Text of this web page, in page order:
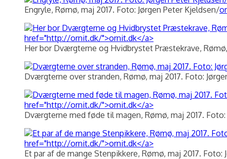
Engryle, Rømø, maj 2017. Foto: Jørgen Peter Kjeldsen/
Her bor Dværgterne og Hvidbrystet Præstekrave,
Dværgterne over stranden, Rømø, maj 2017. Foto:
Dværgterne med føde til magen, Rømø, maj 2017.
Et par af de mange Stenpikkere, Rømø, maj 2017. Foto: